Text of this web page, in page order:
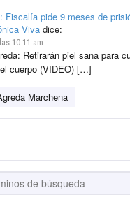
Fiscalía pide 9 meses de
Viva dice:
10:11 am
Retirarán piel sana para
cuerpo (VIDEO) […]
Marchena